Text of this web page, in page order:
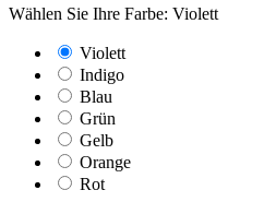
Wählen Sie Ihre Farbe: Violett
Violett
Indigo
Blau
Grün
Gelb
Orange
Rot